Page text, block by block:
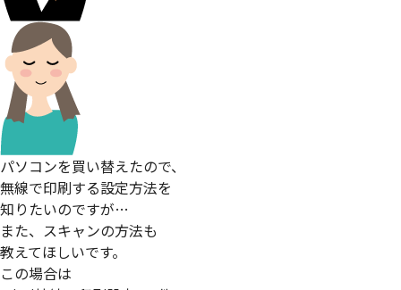
パソコンを買い替えたので、
無線で印刷する設定方法を
知りたいのですが…
また、スキャンの方法も
教えてほしいです。
この場合は